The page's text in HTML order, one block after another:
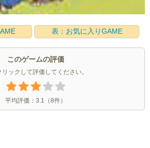
表：お気に入りGAME
このゲームの評価
リックして評価してください。
平均評価： 3.1 （8件）